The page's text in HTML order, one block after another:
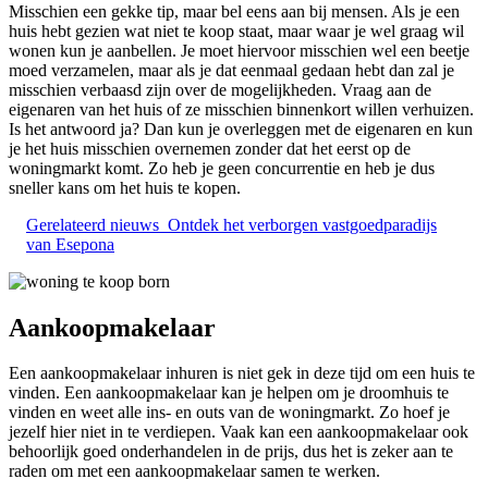
Misschien een gekke tip, maar bel eens aan bij mensen. Als je een
huis hebt gezien wat niet te koop staat, maar waar je wel graag wil
wonen kun je aanbellen. Je moet hiervoor misschien wel een beetje
moed verzamelen, maar als je dat eenmaal gedaan hebt dan zal je
misschien verbaasd zijn over de mogelijkheden. Vraag aan de
eigenaren van het huis of ze misschien binnenkort willen verhuizen.
Is het antwoord ja? Dan kun je overleggen met de eigenaren en kun
je het huis misschien overnemen zonder dat het eerst op de
woningmarkt komt. Zo heb je geen concurrentie en heb je dus
sneller kans om het huis te kopen.
Gerelateerd nieuws Ontdek het verborgen vastgoedparadijs
van Esepona
Aankoopmakelaar
Een aankoopmakelaar inhuren is niet gek in deze tijd om een huis te
vinden. Een aankoopmakelaar kan je helpen om je droomhuis te
vinden en weet alle ins- en outs van de woningmarkt. Zo hoef je
jezelf hier niet in te verdiepen. Vaak kan een aankoopmakelaar ook
behoorlijk goed onderhandelen in de prijs, dus het is zeker aan te
raden om met een aankoopmakelaar samen te werken.